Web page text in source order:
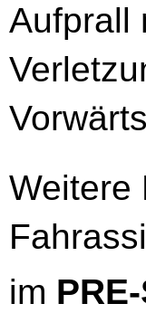
Aufprall
Weitere
im